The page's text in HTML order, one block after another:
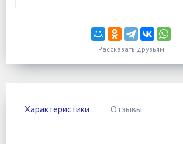
Рассказать друзьям
Характеристики Отзывы